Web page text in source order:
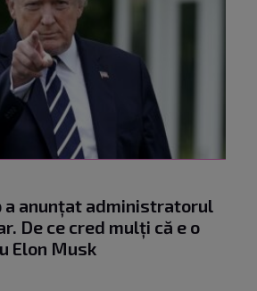
a anunțat administratorul
De ce cred mulți că e o
Elon Musk